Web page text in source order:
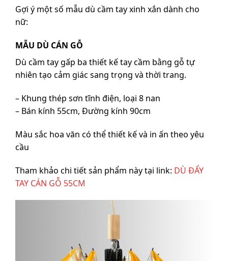
Gợi ý một số mẫu dù cầm tay xinh xắn dành cho
nữ:
MẪU DÙ CÁN GỖ
Dù cầm tay gấp ba thiết kế tay cầm bằng gỗ tự
nhiên tạo cảm giác sang trọng và thời trang.
– Khung thép sơn tĩnh điện, loại 8 nan
– Bán kính 55cm, Đường kính 90cm
Màu sắc hoa văn có thể thiết kế và in ấn theo yêu
cầu
Tham khảo chi tiết sản phẩm này tại link: DÙ ĐẨY
TAY CÁN GỖ 55CM